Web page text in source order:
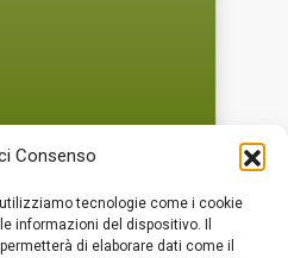
Consenso
tecnologie come i cookie
informazioni del dispositivo. Il
di elaborare dati come il